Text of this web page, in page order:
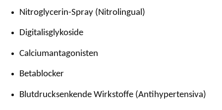
Nitroglycerin-Spray (Nitrolingual)
Digitalisglykoside
Calciumantagonisten
Betablocker
Blutdrucksenkende Wirkstoffe (Antihypertensiva)